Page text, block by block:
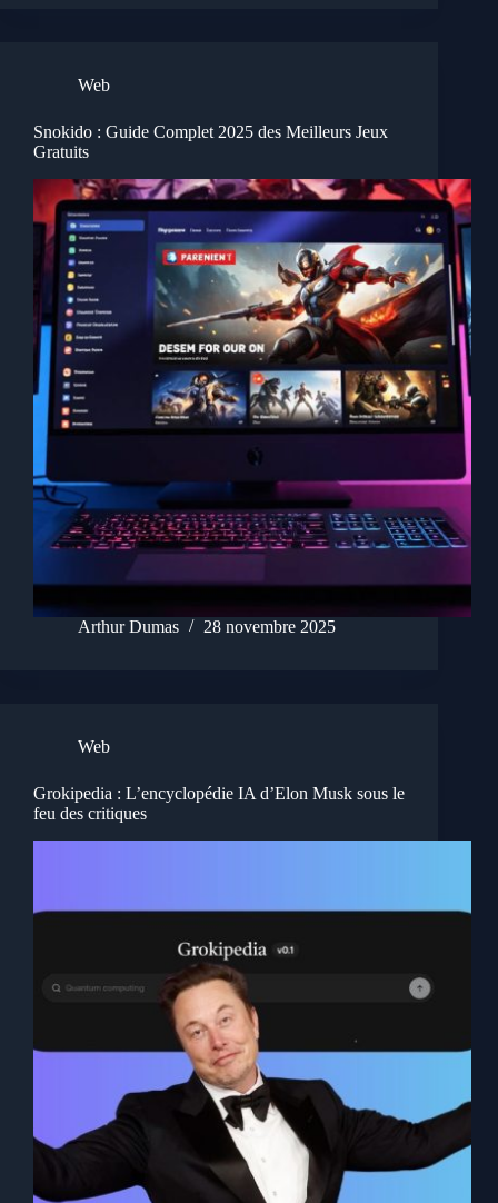
Web
Snokido : Guide Complet 2025 des Meilleurs Jeux
Gratuits
Arthur Dumas 28 novembre 2025
Web
Grokipedia : L’encyclopédie IA d’Elon Musk sous le
feu des critiques